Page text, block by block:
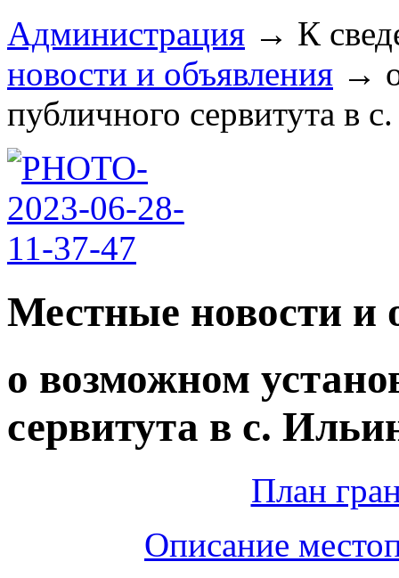
Администрация → К
новости и объявления →
публичного сервитута в
Местные новости и
о возможном
сервитута в с.
План
Описание